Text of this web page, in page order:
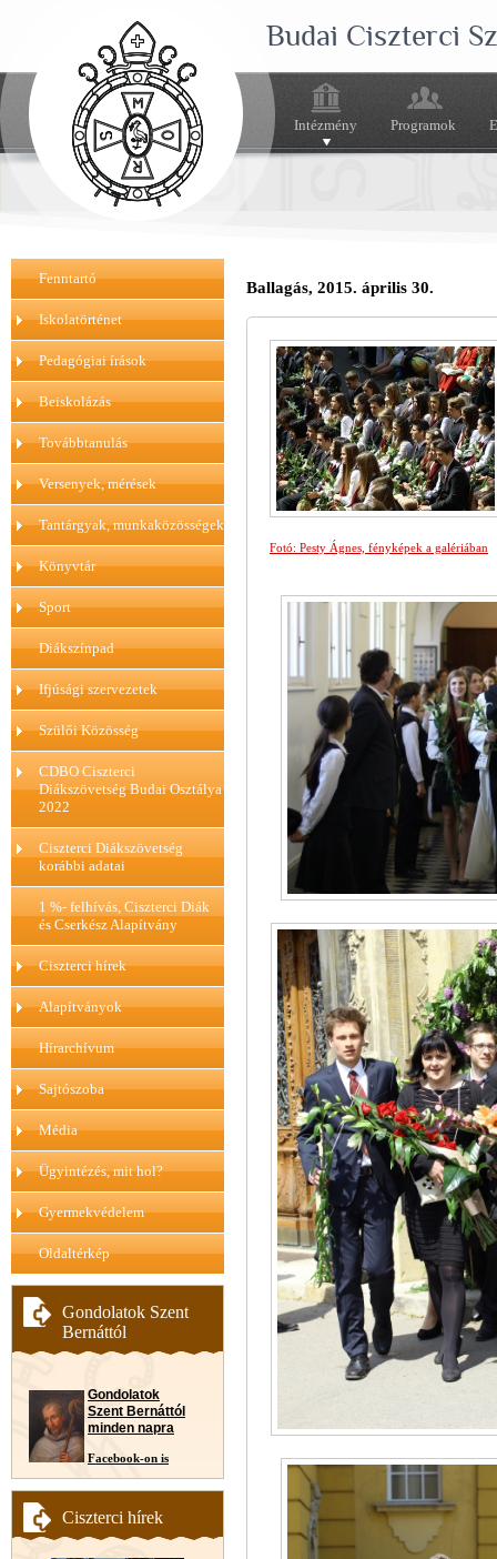
Budai Ciszterci
Intézmény Programok
Fenntartó
Iskolatörténet
Pedagógiai írások
Beiskolázás
Továbbtanulás
Versenyek, mérések
Tantárgyak, munkaközösségek
Könyvtár
Sport
Diákszínpad
Ifjúsági szervezetek
Szülői Közösség
CDBO Ciszterci
Diákszövetség Budai Osztálya
2022
Ciszterci Diákszövetség
korábbi adatai
1 %- felhívás, Ciszterci Diák
és Cserkész Alapítvány
Ciszterci hírek
Alapítványok
Hírarchívum
Sajtószoba
Média
Ügyintézés, mit hol?
Gyermekvédelem
Oldaltérkép
Gondolatok Szent
Bernáttól
Gondolatok
Szent Bernáttól
minden napra
Facebook-on is
Ciszterci hírek
Ballagás, 2015. április 30.
Fotó: Pesty Ágnes, fényképek a galériában